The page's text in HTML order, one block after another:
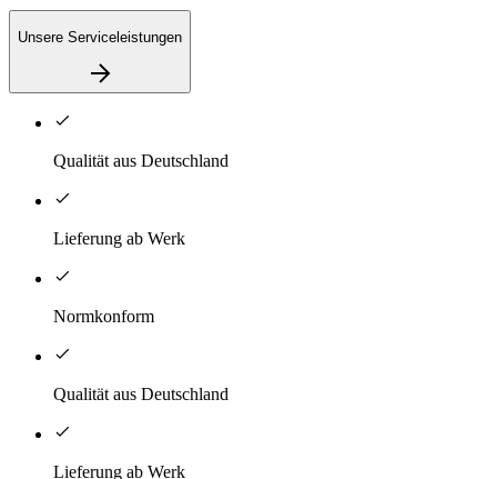
Unsere Serviceleistungen
Qualität aus Deutschland
Lieferung ab Werk
Normkonform
Qualität aus Deutschland
Lieferung ab Werk